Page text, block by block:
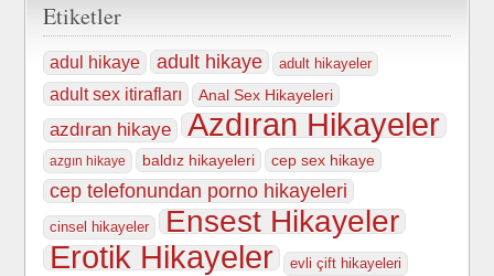
Etiketler
adul hikaye adult hikaye adult hikayeler
adult sex itirafları Anal Sex Hikayeleri
azdıran hikaye Azdıran Hikayeler
azgın hikaye baldız hikayeleri cep sex hikaye
cep telefonundan porno hikayeleri
cinsel hikayeler
Ensest Hikayeler
Erotik Hikayeler
evli çift hikayeleri